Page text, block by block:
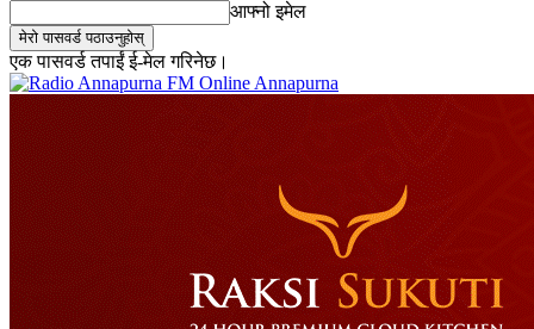
आफ्नो इमेल
एक पासवर्ड तपाईं ई-मेल गरिनेछ।
Online Annapurna